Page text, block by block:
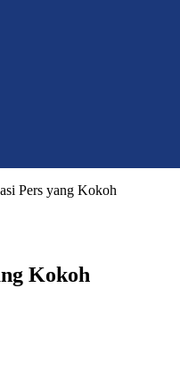
Pers yang Kokoh
Kokoh